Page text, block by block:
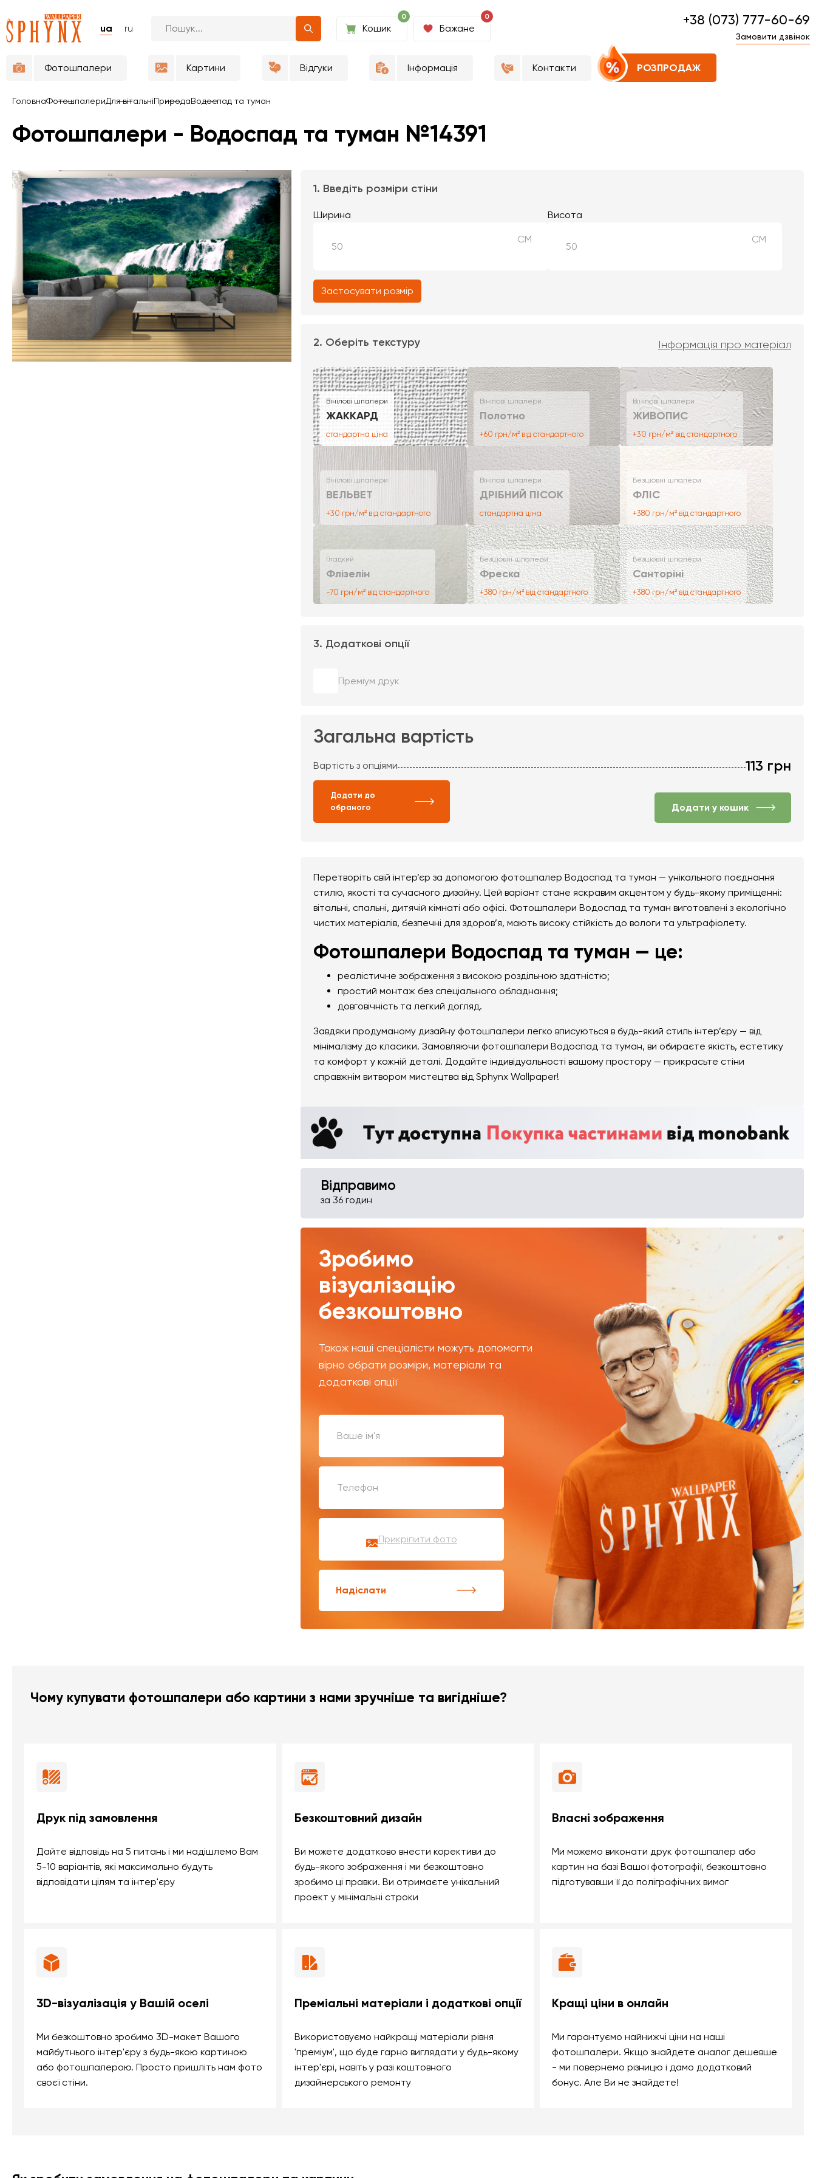
ua ru
0
Кошик
0
Бажане
+38 (073) 777-60-69
Замовити дзвінок
Фотошпалери Картини Відгуки Інформація Контакти РОЗПРОДАЖ
ГоловнаФотошпалериДля вітальніПриродаВодоспад та туман
Фотошпалери - Водоспад та туман №14391
1. Введіть розміри стіни
Ширина
СМ
Висота
СМ
Застосувати розмір
2. Оберіть текстуру Інформація про матеріал
Вінілові шпалери
ЖАККАРД
стандартна ціна
Вінілові шпалери
Полотно
+60 грн/м² від стандартного
Вінілові шпалери
ЖИВОПИС
+30 грн/м² від стандартного
Вінілові шпалери
ВЕЛЬВЕТ
+30 грн/м² від стандартного
Вінілові шпалери
ДРІБНИЙ ПІСОК
стандартна ціна
Безшовні шпалери
ФЛІС
+380 грн/м² від стандартного
Гладкий
Флізелін
-70 грн/м² від стандартного
Безшовні шпалери
Фреска
+380 грн/м² від стандартного
Безшовні шпалери
Санторіні
+380 грн/м² від стандартного
3. Додаткові опції
Преміум друк
Загальна вартість
Вартість з опціями 113 грн
Додати до
обраного
Додати у кошик
Перетворіть свій інтер’єр за допомогою фотошпалер Водоспад та туман — унікального поєднання
стилю, якості та сучасного дизайну. Цей варіант стане яскравим акцентом у будь-якому приміщенні:
вітальні, спальні, дитячій кімнаті або офісі. Фотошпалери Водоспад та туман виготовлені з екологічно
чистих матеріалів, безпечні для здоров’я, мають високу стійкість до вологи та ультрафіолету.
Фотошпалери Водоспад та туман — це:
реалістичне зображення з високою роздільною здатністю;
простий монтаж без спеціального обладнання;
довговічність та легкий догляд.
Завдяки продуманому дизайну фотошпалери легко вписуються в будь-який стиль інтер’єру — від
мінімалізму до класики. Замовляючи фотошпалери Водоспад та туман, ви обираєте якість, естетику
та комфорт у кожній деталі. Додайте індивідуальності вашому простору — прикрасьте стіни
справжнім витвором мистецтва від Sphynx Wallpaper!
Відправимо
за 36 годин
Зробимо
візуалізацію
безкоштовно
Також наші спеціалісти можуть допомогти
вірно обрати розміри, матеріали та
додаткові опції
Прикріпити фото
Надіслати
Чому купувати фотошпалери або картини з нами зручніше та вигідніше?
Друк під замовлення
Дайте відповідь на 5 питань і ми надішлемо Вам
5-10 варіантів, які максимально будуть
відповідати цілям та інтер'єру
Безкоштовний дизайн
Ви можете додатково внести корективи до
будь-якого зображення і ми безкоштовно
зробимо ці правки. Ви отримаєте унікальний
проект у мінімальні строки
Власні зображення
Ми можемо виконати друк фотошпалер або
картин на базі Вашої фотографії, безкоштовно
підготувавши її до поліграфічних вимог
3D-візуалізація у Вашій оселі
Ми безкоштовно зробимо 3D-макет Вашого
майбутнього інтер'єру з будь-якою картиною
або фотошпалерою. Просто пришліть нам фото
своєї стіни.
Преміальні матеріали і додаткові опції
Використовуємо найкращі матеріали рівня
'преміум', що буде гарно виглядати у будь-якому
інтер'єрі, навіть у разі коштовного
дизайнерського ремонту
Кращі ціни в онлайн
Ми гарантуємо найнижчі ціни на наші
фотошпалери. Якщо знайдете аналог дешевше
- ми повернемо різницю і дамо додатковий
бонус. Але Ви не знайдете!